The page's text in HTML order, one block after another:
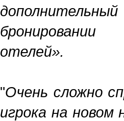
отелей».
"Очень сложно
игрока на новом